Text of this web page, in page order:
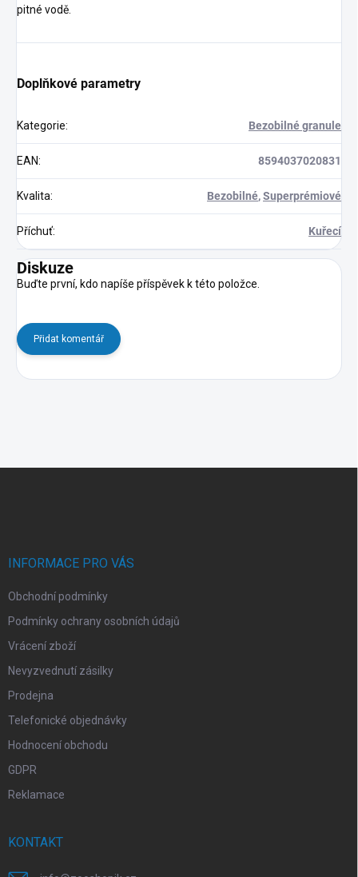
pitné vodě.
Doplňkové parametry
Kategorie: Bezobilné granule
EAN: 8594037020831
Kvalita: Bezobilné,Superprémiové
Příchuť: Kuřecí
Diskuze
Buďte první, kdo napíše příspěvek k této položce.
Přidat komentář
INFORMACE PRO VÁS
Obchodní podmínky
Podmínky ochrany osobních údajů
Vrácení zboží
Nevyzvednutí zásilky
Prodejna
Telefonické objednávky
Hodnocení obchodu
GDPR
Reklamace
KONTAKT